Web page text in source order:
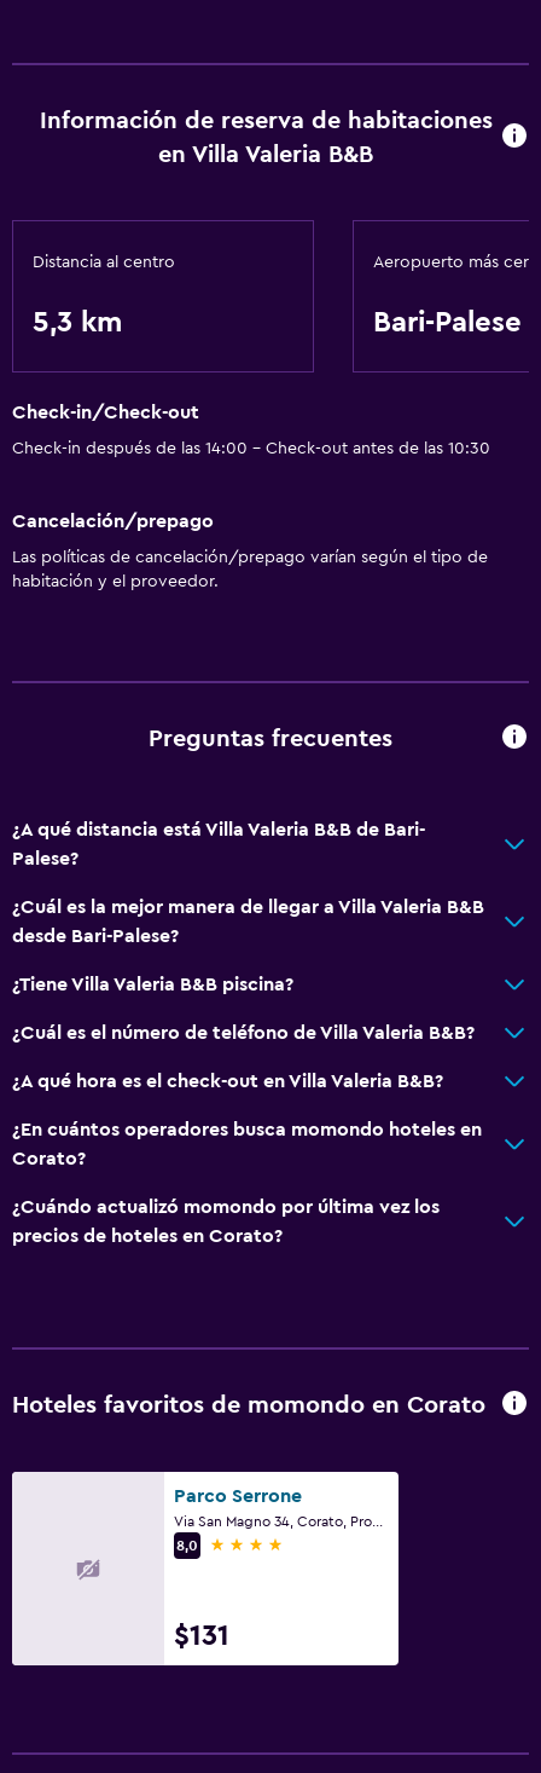
Información de reserva de habitaciones
en Villa Valeria B&B
Distancia al centro
5,3 km
Aeropuerto más
Bari-Palese
Check-in/Check-out
Check-in después de las 14:00 - Check-out antes de las 10:30
Cancelación/prepago
Las políticas de cancelación/prepago varían según el tipo de
habitación y el proveedor.
Preguntas frecuentes
¿A qué distancia está Villa Valeria B&B de Bari-
Palese?
¿Cuál es la mejor manera de llegar a Villa Valeria B&B
desde Bari-Palese?
¿Tiene Villa Valeria B&B piscina?
¿Cuál es el número de teléfono de Villa Valeria B&B?
¿A qué hora es el check-out en Villa Valeria B&B?
¿En cuántos operadores busca momondo hoteles en
Corato?
¿Cuándo actualizó momondo por última vez los
precios de hoteles en Corato?
Hoteles favoritos de momondo en Corato
Parco Serrone
8,0
4 estrellas
$131